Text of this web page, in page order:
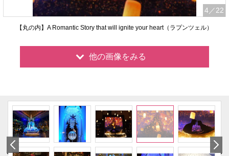
4 ／22
【丸の内】A Romantic Story that will ignite your heart（ラプンツェル）
他の画像をみる